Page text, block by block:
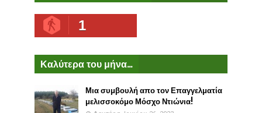
1
Καλύτερα του μήνα...
Μια συμβουλή απο τον Επαγγελματία
μελισσοκόμο Μόσχο Ντιώνια!